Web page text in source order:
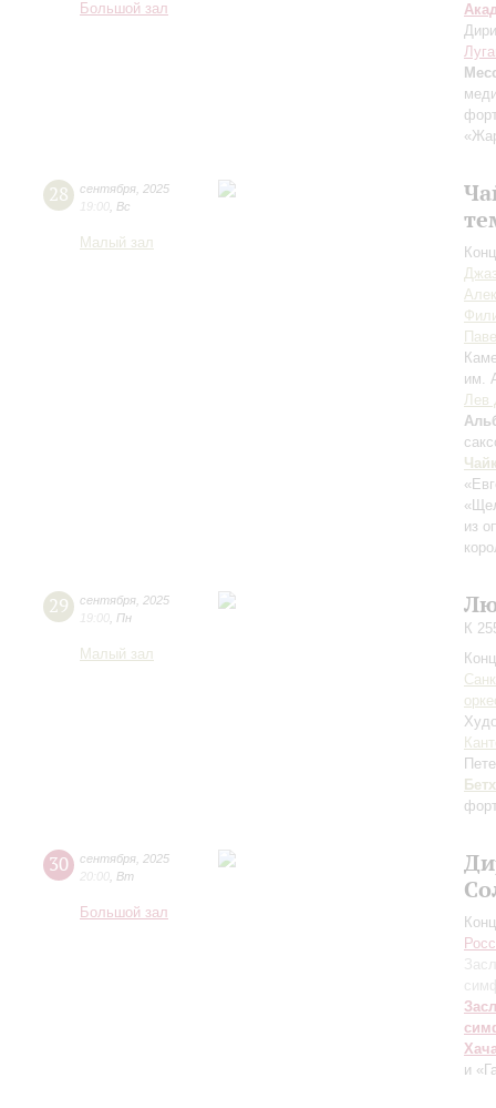
Большой зал
28 сентября 2025
19:00 Вс
Малый зал
им.
Лев
из
29 сентября 2025
19:00 Пн
Малый зал
К
30 сентября 2025
20:00 Вт
Большой зал
и